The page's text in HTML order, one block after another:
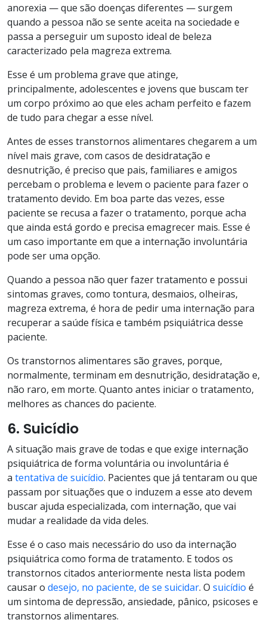
anorexia — que são doenças diferentes — surgem
quando a pessoa não se sente aceita na sociedade e
passa a perseguir um suposto ideal de beleza
caracterizado pela magreza extrema.
Esse é um problema grave que atinge,
principalmente, adolescentes e jovens que buscam ter
um corpo próximo ao que eles acham perfeito e fazem
de tudo para chegar a esse nível.
Antes de esses transtornos alimentares chegarem a um
nível mais grave, com casos de desidratação e
desnutrição, é preciso que pais, familiares e amigos
percebam o problema e levem o paciente para fazer o
tratamento devido. Em boa parte das vezes, esse
paciente se recusa a fazer o tratamento, porque acha
que ainda está gordo e precisa emagrecer mais. Esse é
um caso importante em que a internação involuntária
pode ser uma opção.
Quando a pessoa não quer fazer tratamento e possui
sintomas graves, como tontura, desmaios, olheiras,
magreza extrema, é hora de pedir uma internação para
recuperar a saúde física e também psiquiátrica desse
paciente.
Os transtornos alimentares são graves, porque,
normalmente, terminam em desnutrição, desidratação e,
não raro, em morte. Quanto antes iniciar o tratamento,
melhores as chances do paciente.
6. Suicídio
A situação mais grave de todas e que exige internação
psiquiátrica de forma voluntária ou involuntária é
a tentativa de suicídio. Pacientes que já tentaram ou que
passam por situações que o induzem a esse ato devem
buscar ajuda especializada, com internação, que vai
mudar a realidade da vida deles.
Esse é o caso mais necessário do uso da internação
psiquiátrica como forma de tratamento. E todos os
transtornos citados anteriormente nesta lista podem
causar o desejo, no paciente, de se suicidar. O suicídio é
um sintoma de depressão, ansiedade, pânico, psicoses e
transtornos alimentares.